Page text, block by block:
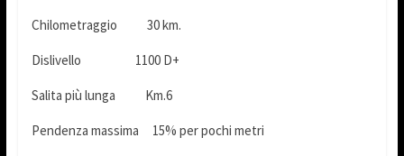
Chilometraggio 30 km.
Dislivello 1100 D+
Salita più lunga Km.6
Pendenza massima 15% per pochi metri